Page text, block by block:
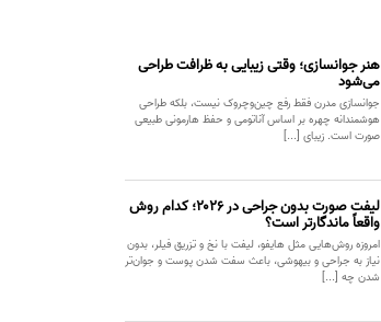
هنر جوانسازی؛ وقتی زیبایی به ظرافت طراحی
می‌شود
جوانسازی مدرن فقط رفع چین‌وچروک نیست، بلکه طراحی
هوشمندانه چهره بر اساس آناتومی و حفظ هارمونی طبیعی
صورت است. زیبای [...]
لیفت صورت بدون جراحی در ۲۰۲۶؛ کدام روش
واقعاً ماندگارتر است؟
امروزه روش‌هایی مثل هایفو، لیفت با نخ و تزریق فیلر، بدون
نیاز به جراحی و بیهوشی، باعث سفت شدن پوست و جوان‌تر
شدن چه [...]